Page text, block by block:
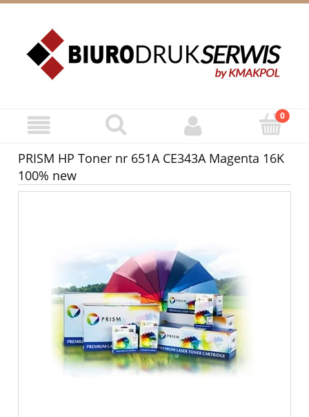
PRISM HP Toner nr 651A CE343A Magenta 16K
100% new